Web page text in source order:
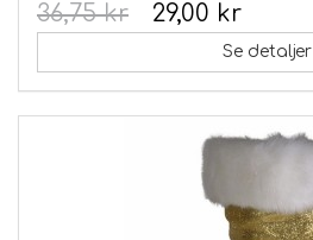
29,00 kr
36,75 kr
Se detaljer